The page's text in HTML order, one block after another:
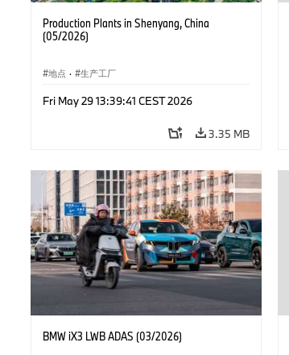
Production Plants in Shenyang, China
(05/2026)
地点 · 生产工厂
Fri May 29 13:39:41 CEST 2026
3.35 MB
BMW iX3 LWB ADAS (03/2026)